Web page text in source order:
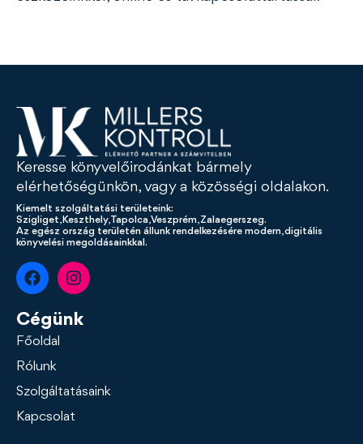
Keresse könyvelőirodánkat bármely
elérhetőségünkön, vagy a közösségi oldalakon.
Kiemelt szolgáltatási területeink:
Szigliget, Keszthely, Tapolca, Veszprém, Zalaegerszeg.
Az egész ország területén állunk rendelkezésére modern, digitális
könyvelési megoldásainkkal.
Cégünk
Főoldal
Rólunk
Szolgáltatásaink
Kapcsolat